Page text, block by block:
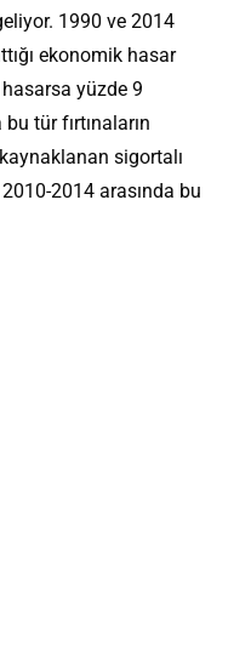
1990 ve 2014
ekonomik hasar
yüzde 9
tür fırtınaların
sigortalı
2014 arasında bu